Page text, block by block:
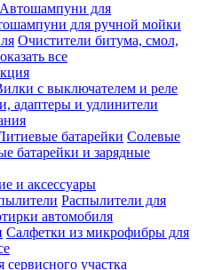
Автошампуни для
для ручной мойки
Очистители битума, смол,
все
с выключателем и реле
адаптеры и удлинители
батарейки Солевые
батарейки и зарядные
и аксессуары
Распылители для
автомобиля
Салфетки из микрофибры для
участка